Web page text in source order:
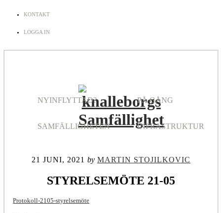
KONTAKT
LOGGA IN
NYINFLYTTAD?
SAMFÄLLIGHETEN
PÅ GÅNG
INFRASTRUKTUR
21 JUNI, 2021 by MARTIN STOJILKOVIC
STYRELSEMÖTE 21-05
Protokoll-2105-styrelsemöte